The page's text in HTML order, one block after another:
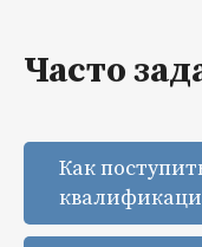
Часто
Как